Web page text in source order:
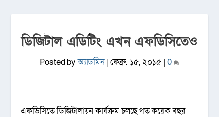
ডিজিটাল এডিটিং এখন এফডিসিতেও
Posted byঅ্যাডমিন| ফেব্রু. ১৫, ২০১৫ | 0
এফডিসিতে ডিজিটালায়ন কার্যক্রম চলছে গত কয়েক বছর